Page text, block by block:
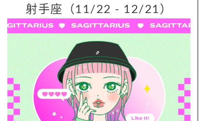
射手座（11/22 - 12/21）